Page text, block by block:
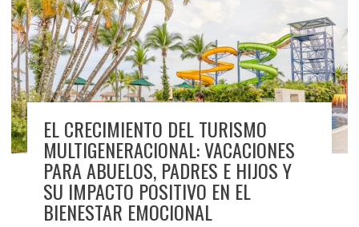
EL CRECIMIENTO DEL TURISMO
MULTIGENERACIONAL: VACACIONES
PARA ABUELOS, PADRES E HIJOS Y
SU IMPACTO POSITIVO EN EL
BIENESTAR EMOCIONAL